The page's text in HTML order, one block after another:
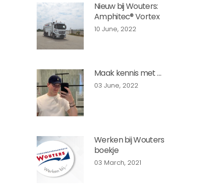
Nieuw bij Wouters:
Amphitec® Vortex
10 June, 2022
Maak kennis met …
03 June, 2022
Werken bij Wouters
boekje
03 March, 2021